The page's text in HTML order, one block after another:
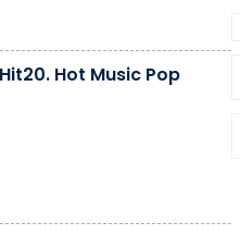
Hot Music Pop